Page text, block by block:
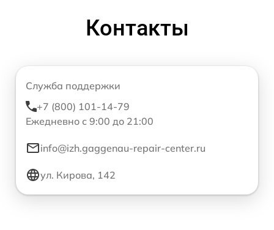
Контакты
Служба поддержки
+7 (800) 101-14-79
Ежедневно с 9:00 до 21:00
info@izh.gaggenau-repair-center.ru
ул. Кирова, 142